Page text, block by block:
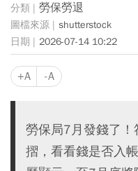
勞保勞退
shutterstock
2026-07-14 10:22
+A -A
勞保局7月發錢了
摺，看看錢是否入